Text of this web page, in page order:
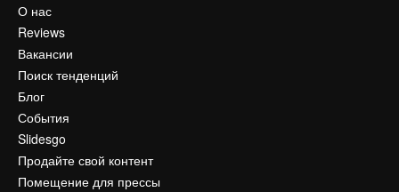
О нас
Reviews
Вакансии
Поиск тенденций
Блог
События
Slidesgo
Продайте свой контент
Помещение для прессы